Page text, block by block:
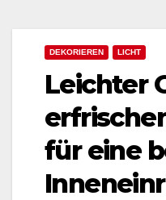
DEKORIEREN LICHT
Leichter
für eine